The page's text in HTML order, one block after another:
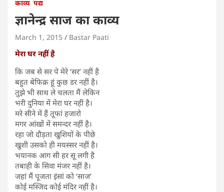
काव्य पद्य
ज्ञानेन्द्र साज का काव्य
March 1, 2015 Bastar Paati
मेरा घर नहीं है
कि जब से सर पे मेरे ‘सर’ नहीं है
बहुत बेफिक्र हूं कुछ डर नहीं है।
तुझे भी साथ ले चलता मैं लेकिन
भरी दुनिया में मेरा घर नहीं है।
मरे सीने में हैं तूफां हजारो
मगर आंखों में समन्दर नहीं है।
रहा जो दौड़ता खुशियों के पीछे
खुशी उसको ही मयस्सर नहीं है।
भयानक आग सी हर सू लगी है
तबाही के सिवा मंजर नहीं है।
जहां मैं पूजता इंसां को ‘साज’
कोई मस्जिद कोई मंदिर नहीं है।